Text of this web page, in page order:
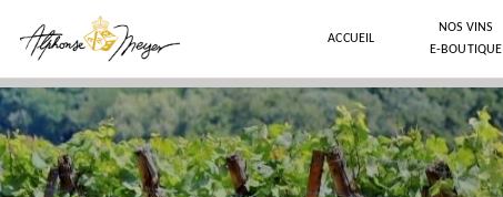
ACCUEIL
NOS VINS
E-BOUTIQUE